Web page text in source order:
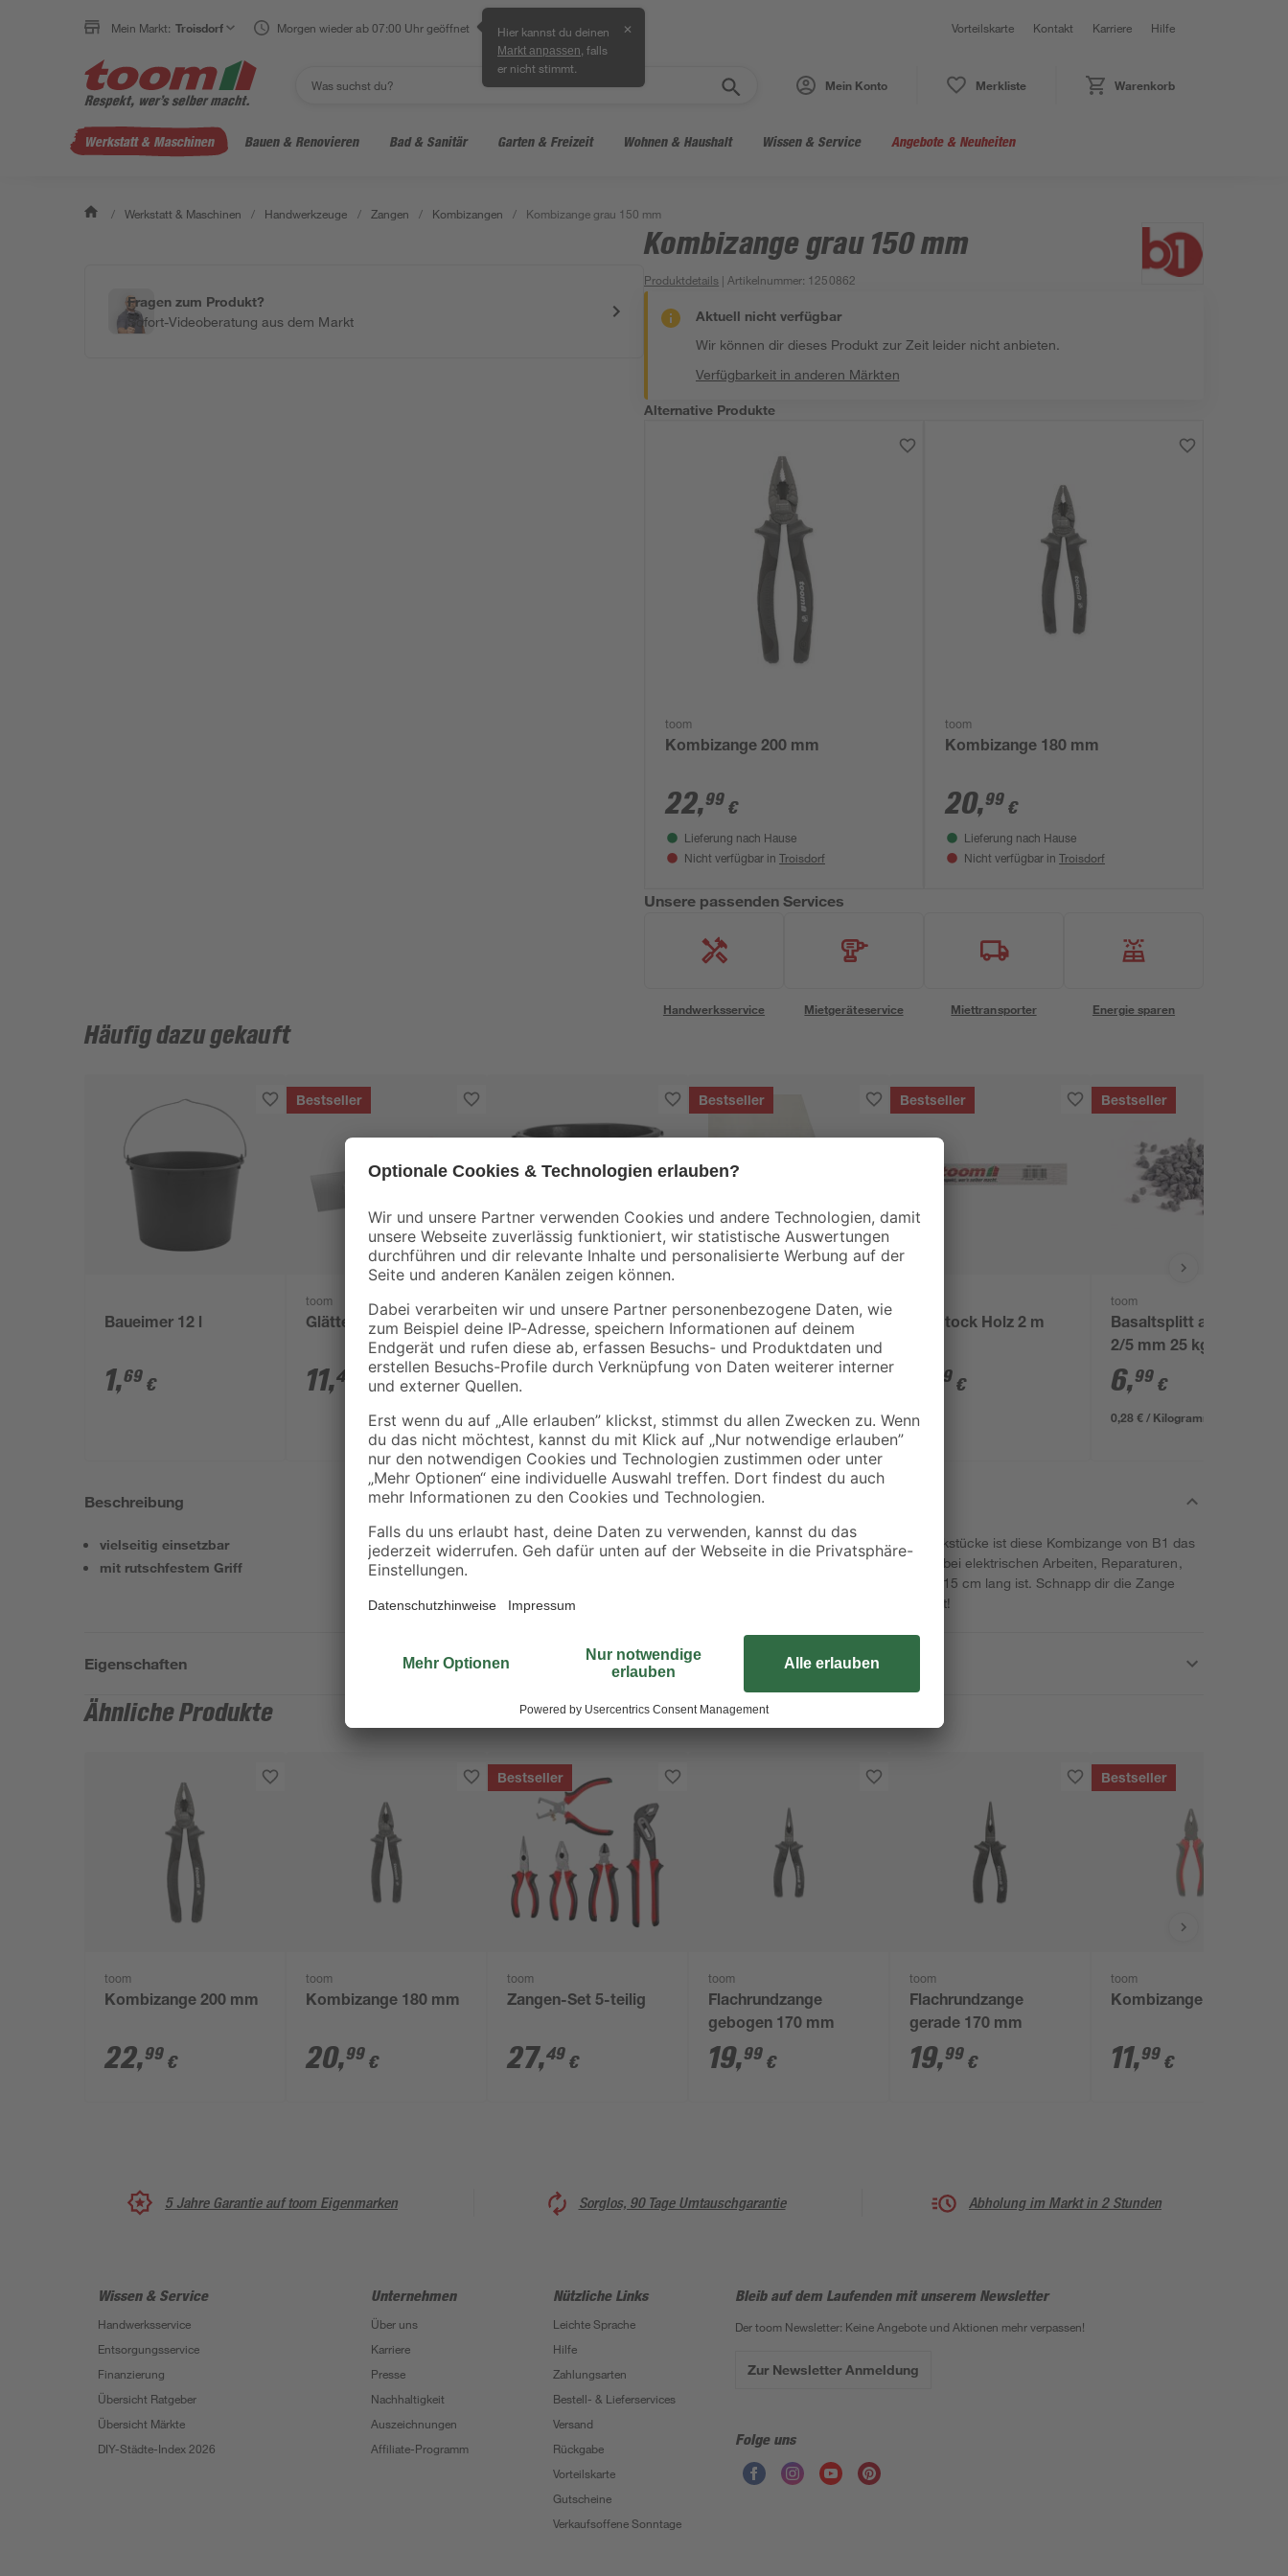
Mein Markt: Troisdorf Morgen wieder ab 07:00 Uhr geöffnet Hier kannst du deinen
Markt anpassen , falls
er nicht stimmt.
✕ Vorteilskarte Kontakt Karriere Hilfe
Mein Konto Merkliste Warenkorb
Werkstatt & Maschinen Bauen & Renovieren Bad & Sanitär Garten & Freizeit Wohnen & Haushalt Wissen & Service Angebote & Neuheiten
/ Werkstatt & Maschinen / Handwerkzeuge / Zangen / Kombizangen / Kombizange grau 150 mm
Fragen zum Produkt?
Sofort-Videoberatung aus dem Markt
Kombizange grau 150 mm
Produktdetails | Artikelnummer: 1250862
Aktuell nicht verfügbar
Wir können dir dieses Produkt zur Zeit leider nicht anbieten.
Verfügbarkeit in anderen Märkten
Alternative Produkte
toom
Kombizange 200 mm
22,99 €
Lieferung nach Hause
Nicht verfügbar in Troisdorf
toom
Kombizange 180 mm
20,99 €
Lieferung nach Hause
Nicht verfügbar in Troisdorf
Unsere passenden Services
Handwerksservice Mietgeräteservice Miettransporter Energie sparen
Häufig dazu gekauft
Baueimer 12 l
1,69 €
Bestseller
toom
Glättekelle 28 cm
11,49 €
Mörtelkübel 'Profi
Line' 40 l
5,49
Bestseller
Abdeckplane
Polyethylen
transparent 4 x 5 m
0,06
1,29 € / Pack
Bestseller
Zollstock Holz 2 m
29 €
Bestseller
toom
Basaltsplitt anthrazit
2/5 mm 25 kg
6,99 €
0,28 € / Kilogramm
Beschreibung
vielseitig einsetzbar
mit rutschfestem Griff
Zum Greifen, Schneiden und Biegen deiner Werkstücke ist diese Kombizange von B1 das
passende Werkzeug. Sie ist vielseitig einsetzbar bei elektrischen Arbeiten, Reparaturen,
und im Handwerk. Sie ist sehr handlich, weil sie 15 cm lang ist. Schnapp dir die Zange
jetzt und sei für viele deiner Vorhaben vorbereitet!
Eigenschaften
Ähnliche Produkte
toom
Kombizange 200 mm
22,99 €
toom
Kombizange 180 mm
20,99 €
Bestseller
toom
Zangen-Set 5-teilig
27,49 €
toom
Flachrundzange
gebogen 170 mm
19,99 €
toom
Flachrundzange
gerade 170 mm
19,99 €
Bestseller
toom
Kombizange 160 mm
11,99 €
5 Jahre Garantie auf toom Eigenmarken Sorglos, 90 Tage Umtauschgarantie Abholung im Markt in 2 Stunden
Wissen & Service
Handwerksservice
Entsorgungsservice
Finanzierung
Übersicht Ratgeber
Übersicht Märkte
DIY-Städte-Index 2026
Unternehmen
Über uns
Karriere
Presse
Nachhaltigkeit
Auszeichnungen
Affiliate-Programm
Nützliche Links
Leichte Sprache
Hilfe
Zahlungsarten
Bestell- & Lieferservices
Versand
Rückgabe
Vorteilskarte
Gutscheine
Verkaufsoffene Sonntage
Bleib auf dem Laufenden mit unserem Newsletter
Der toom Newsletter: Keine Angebote und Aktionen mehr verpassen!
Zur Newsletter Anmeldung
Folge uns